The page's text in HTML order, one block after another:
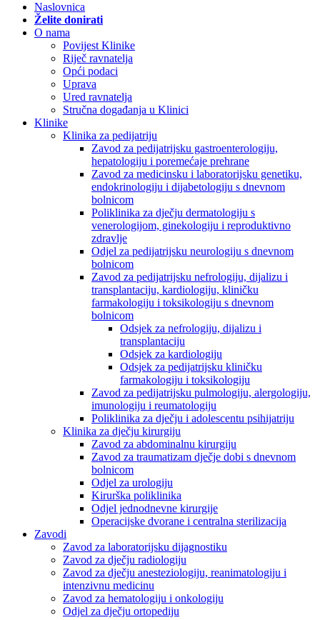
Naslovnica
Želite donirati
O nama
Povijest Klinike
Riječ ravnatelja
Opći podaci
Uprava
Ured ravnatelja
Stručna događanja u Klinici
Klinike
Klinika za pedijatriju
Zavod za pedijatrijsku gastroenterologiju,
hepatologiju i poremećaje prehrane
Zavod za medicinsku i laboratorijsku genetiku,
endokrinologiju i dijabetologiju s dnevnom
bolnicom
Poliklinika za dječju dermatologiju s
venerologijom, ginekologiju i reproduktivno
zdravlje
Odjel za pedijatrijsku neurologiju s dnevnom
bolnicom
Zavod za pedijatrijsku nefrologiju, dijalizu i
transplantaciju, kardiologiju, kliničku
farmakologiju i toksikologiju s dnevnom
bolnicom
Odsjek za nefrologiju, dijalizu i
transplantaciju
Odsjek za kardiologiju
Odsjek za pedijatrijsku kliničku
farmakologiju i toksikologiju
Zavod za pedijatrijsku pulmologiju, alergologiju,
imunologiju i reumatologiju
Poliklinika za dječju i adolescentu psihijatriju
Klinika za dječju kirurgiju
Zavod za abdominalnu kirurgiju
Zavod za traumatizam dječje dobi s dnevnom
bolnicom
Odjel za urologiju
Kirurška poliklinika
Odjel jednodnevne kirurgije
Operacijske dvorane i centralna sterilizacija
Zavodi
Zavod za laboratorijsku dijagnostiku
Zavod za dječju radiologiju
Zavod za dječju anesteziologiju, reanimatologiju i
intenzivnu medicinu
Zavod za hematologiju i onkologiju
Odjel za dječju ortopediju